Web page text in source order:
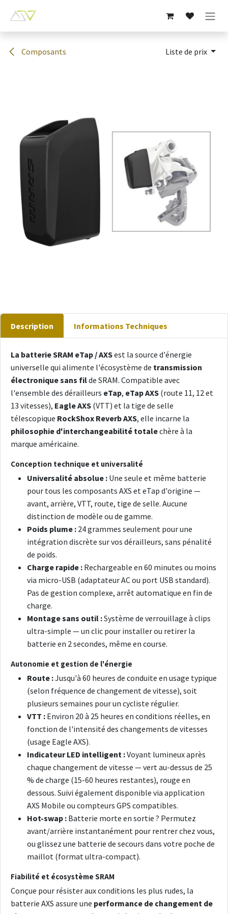
Composants Liste de prix
Description Informations Techniques
La batterie SRAM eTap / AXSest la source d'énergie
universelle qui alimente l'écosystème de transmission
électronique sans filde SRAM. Compatible avec
l'ensemble des dérailleurs eTap, eTap AXS (route 11, 12 et
13 vitesses), Eagle AXS (VTT) et la tige de selle
télescopique RockShox Reverb AXS, elle incarne la
philosophie d'interchangeabilité totalechère à la
marque américaine.
Conception technique et universalité
Universalité absolue : Une seule et même batterie
pour tous les composants AXS et eTap d'origine —
avant, arrière, VTT, route, tige de selle. Aucune
distinction de modèle ou de gamme.
Poids plume : 24 grammes seulement pour une
intégration discrète sur vos dérailleurs, sans pénalité
de poids.
Charge rapide : Rechargeable en 60 minutes ou moins
via micro-USB (adaptateur AC ou port USB standard).
Pas de gestion complexe, arrêt automatique en fin de
charge.
Montage sans outil :Système de verrouillage à clips
ultra-simple — un clic pour installer ou retirer la
batterie en 2 secondes, même en course.
Autonomie et gestion de l'énergie
Route :Jusqu'à 60 heures de conduite en usage typique
(selon fréquence de changement de vitesse), soit
plusieurs semaines pour un cycliste régulier.
VTT : Environ 20 à 25 heures en conditions réelles, en
fonction de l'intensité des changements de vitesses
(usage Eagle AXS).
Indicateur LED intelligent :Voyant lumineux après
chaque changement de vitesse — vert au-dessus de 25
% de charge (15-60 heures restantes), rouge en
dessous. Suivi également disponible via application
AXS Mobile ou compteurs GPS compatibles.
Hot-swap : Batterie morte en sortie ? Permutez
avant/arrière instantanément pour rentrer chez vous,
ou glissez une batterie de secours dans votre poche de
maillot (format ultra-compact).
Fiabilité et écosystème SRAM
Conçue pour résister aux conditions les plus rudes, la
batterie AXS assure une performance de changement de